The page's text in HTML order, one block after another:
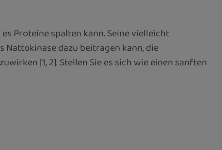
Proteine spalten kann. Seine vielleicht
Nattokinase dazu beitragen kann, die
[1, 2]. Stellen Sie es sich wie einen sanften